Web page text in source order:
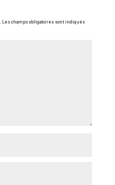
Les champs obligatoires sont indiqués